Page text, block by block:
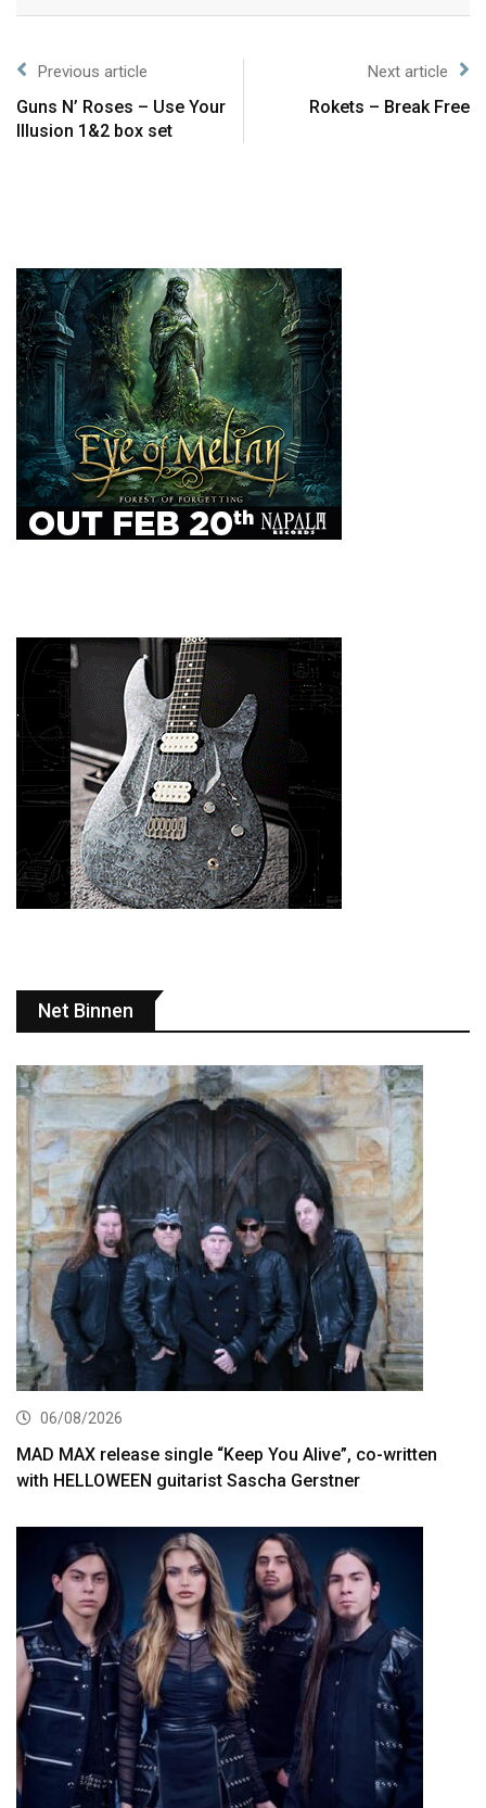
Previous article
Guns N’ Roses – Use Your
Illusion 1&2 box set
Next article
Rokets – Break Free
Net Binnen
06/08/2026
MAD MAX release single “Keep You Alive”, co-written
with HELLOWEEN guitarist Sascha Gerstner